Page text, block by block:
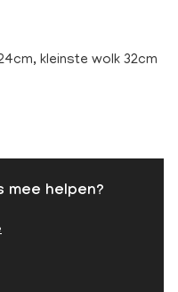
kleinste wolk 32cm
mee helpen?